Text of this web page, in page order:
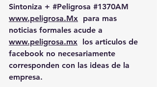
Sintoniza + #Peligrosa #1370AM
www.peligrosa.Mx para mas
noticias formales acude a
www.peligrosa.mx los articulos de
facebook no necesariamente
corresponden con las ideas de la
empresa.